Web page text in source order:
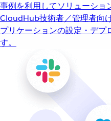
事例を利用してソリューショ
CloudHub技術者／管理者向
プリケーションの設定・デプ
す。